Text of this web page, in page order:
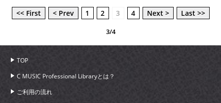
<< First < Prev 1 2 3 4 Next > Last >>
3/4
TOP
C MUSIC Professional Libraryとは？
ご利用の流れ